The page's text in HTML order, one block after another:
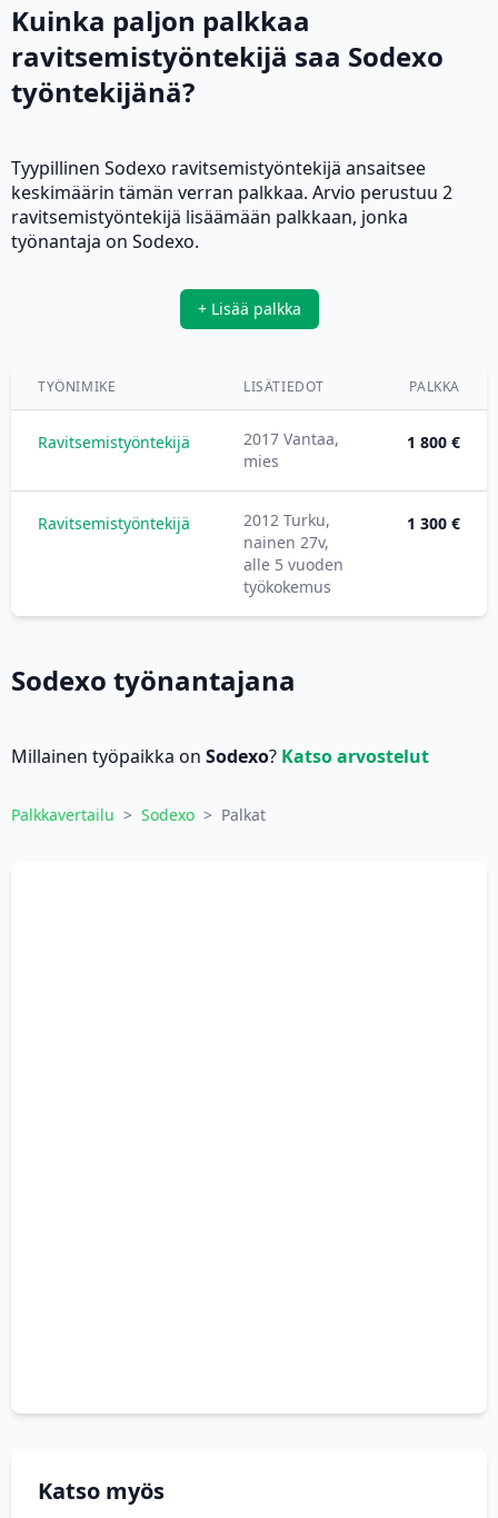
Kuinka paljon palkkaa
ravitsemistyöntekijä saa Sodexo
työntekijänä?
Tyypillinen Sodexo ravitsemistyöntekijä ansaitsee
keskimäärin tämän verran palkkaa. Arvio perustuu 2
ravitsemistyöntekijä lisäämään palkkaan, jonka
työnantaja on Sodexo.
+ Lisää palkka
TYÖNIMIKE LISÄTIEDOT PALKKA
Ravitsemistyöntekijä
2017 Vantaa,
mies
1 800 €
Ravitsemistyöntekijä
2012 Turku,
nainen 27v,
alle 5 vuoden
työkokemus
1 300 €
Sodexo työnantajana
Millainen työpaikka on Sodexo? Katso arvostelut
Palkkavertailu > Sodexo > Palkat
Katso myös